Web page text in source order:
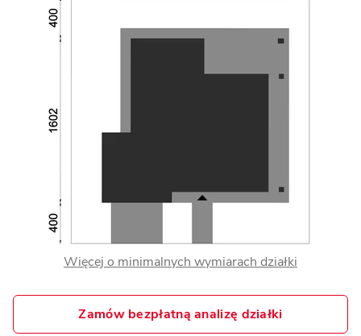
Więcej o minimalnych wymiarach działki
Zamów bezpłatną analizę działki